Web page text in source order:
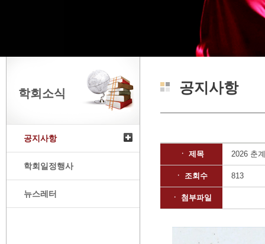
학회소식
공지사항
학회일정행사
뉴스레터
공지사항
ㆍ 제목 2026 춘
ㆍ 조회수 813
ㆍ 첨부파일